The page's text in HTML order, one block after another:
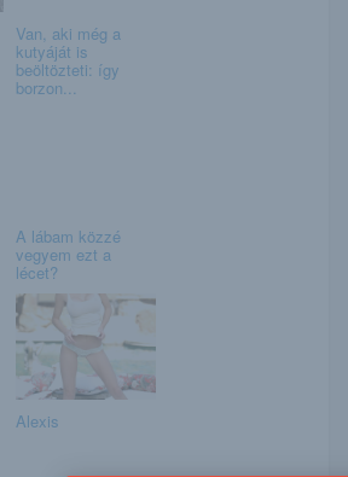
Van, aki még a
kutyáját is
beöltözteti: így
borzon...
A lábam közzé
vegyem ezt a
lécet?
Alexis